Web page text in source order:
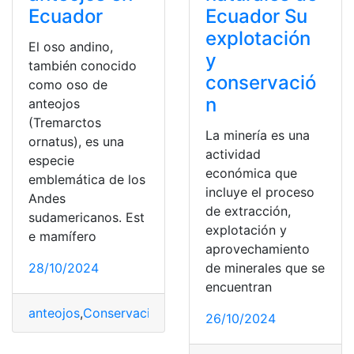
Ecuador
El oso andino,
también conocido
como oso de
anteojos
(Tremarctos
ornatus), es una
especie
emblemática de los
Andes
sudamericanos. Est
e mamífero
28/10/2024
anteojos,Conservación desafíos,Ecuador,
Ecuador Su
explotación
y
conservació
n
La minería es una
actividad
económica que
incluye el proceso
de extracción,
explotación y
aprovechamiento
de minerales que se
encuentran
26/10/2024